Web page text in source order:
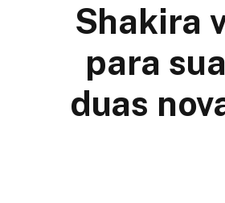
Shakira
para
duas